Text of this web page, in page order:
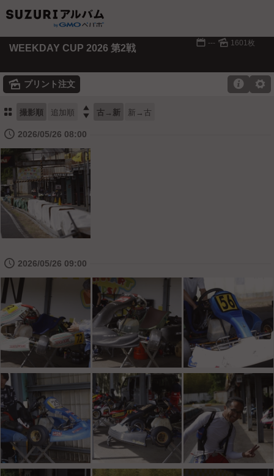
WEEKDAY CUP 2026 第2戦 📅 --- 🌄 1601枚
🌄 プリント注文 ⚙

⚏ 撮影順 追加順  古→新 新→古
🕔 2026/05/26 08:00
🕔 2026/05/26 09:00